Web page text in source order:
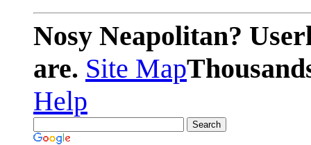
Nosy Neapolitan?
are. Site Map
Help